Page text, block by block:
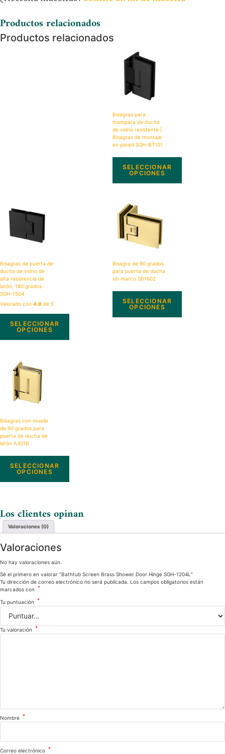
Productos relacionados
Productos relacionados
Bisagras para
mampara de ducha
de vidrio resistente |
Bisagras de montaje
en pared SGH-BT101
SELECCIONAR
OPCIONES
Bisagras de puerta de
ducha de vidrio de
alta resistencia de
latón, 180 grados
SGH-1504
Valorado con 4.8 de 5
SELECCIONAR
OPCIONES
Bisagra de 90 grados
para puerta de ducha
sin marco SD1602
SELECCIONAR
OPCIONES
Bisagras con muelle
de 90 grados para
puerta de ducha de
latón A301B
SELECCIONAR
OPCIONES
Los clientes opinan
Valoraciones (0)
Valoraciones
No hay valoraciones aún.
Sé el primero en valorar “Bathtub Screen Brass Shower Door Hinge SGH-1204L”
Tu dirección de correo electrónico no será publicada. Los campos obligatorios están
marcados con *
Tu puntuación *
Tu valoración *
Nombre *
Correo electrónico *